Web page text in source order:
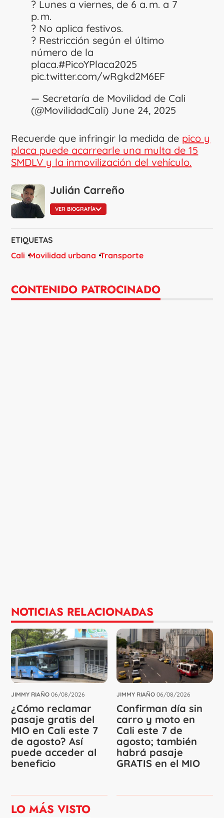
? Lunes a viernes, de 6 a. m. a 7
p. m.
? No aplica festivos.
? Restricción según el último
número de la
placa.#PicoYPlaca2025
pic.twitter.com/wRgkd2M6EF
— Secretaría de Movilidad de Cali
(@MovilidadCali) June 24, 2025
Recuerde que infringir la medida de pico y
placa puede acarrearle una multa de 15
SMDLV y la inmovilización del vehículo.
Julián Carreño
VER BIOGRAFÍA
ETIQUETAS
Cali Movilidad urbana Transporte
CONTENIDO PATROCINADO
NOTICIAS RELACIONADAS
JIMMY RIAÑO 06/08/2026
¿Cómo reclamar
pasaje gratis del
MIO en Cali este 7
de agosto? Así
puede acceder al
beneficio
JIMMY RIAÑO 06/08/2026
Confirman día sin
carro y moto en
Cali este 7 de
agosto; también
habrá pasaje
GRATIS en el MIO
LO MÁS VISTO